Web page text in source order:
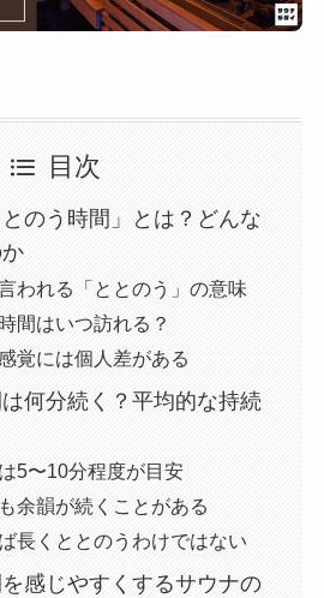
目次
のう時間」とは？どんな
われる「ととのう」の意味
間はいつ訪れる？
覚には個人差がある
何分続く？平均的な持続
5〜10分程度が目安
余韻が続くことがある
長くととのうわけではない
感じやすくするサウナの